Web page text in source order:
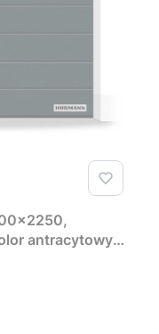
antracytowy